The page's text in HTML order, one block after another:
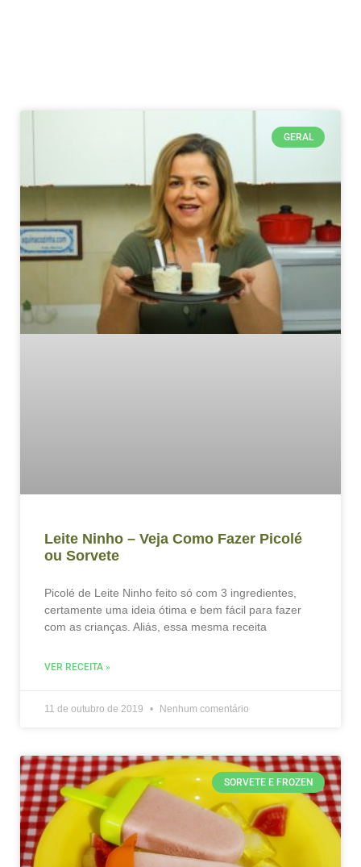
GERAL
Leite Ninho – Veja Como Fazer Picolé
ou Sorvete
Picolé de Leite Ninho feito só com 3 ingredientes,
certamente uma ideia ótima e bem fácil para fazer
com as crianças. Aliás, essa mesma receita
VER RECEITA »
11 de outubro de 2019 Nenhum comentário
SORVETE E FROZEN